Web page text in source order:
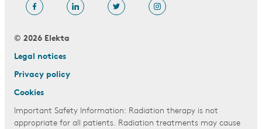
© 2026 Elekta
Legal notices
Privacy policy
Cookies
Important Safety Information: Radiation therapy is not
appropriate for all patients. Radiation treatments may cause